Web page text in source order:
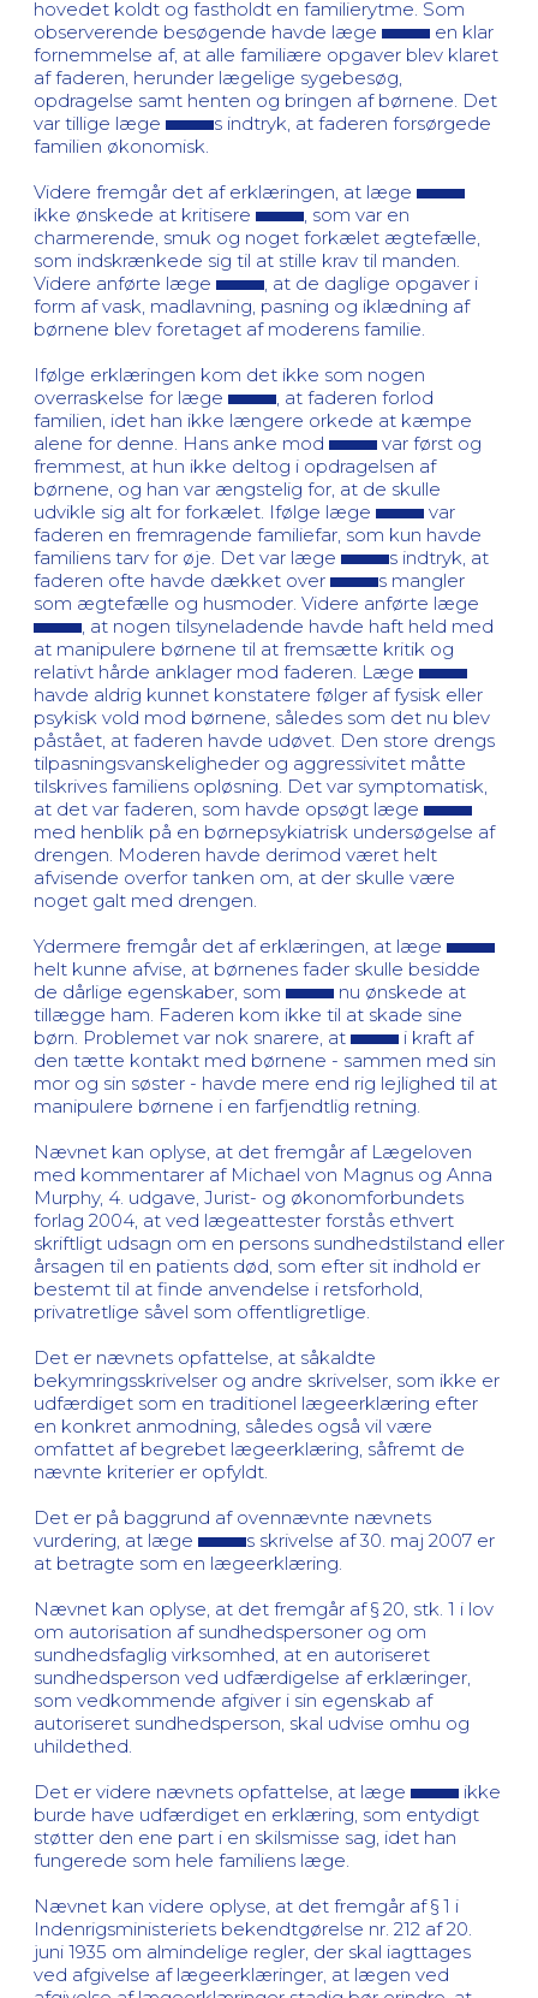
hovedet koldt og fastholdt en familierytme. Som
observerende besøgende havde læge
en klar
fornemmelse af, at alle familiære opgaver blev klaret
af faderen, herunder lægelige sygebesøg,
opdragelse samt henten og bringen af børnene. Det
var tillige læge
s indtryk, at faderen forsørgede
familien økonomisk.
Videre fremgår det af erklæringen, at læge
ikke ønskede at kritisere
, som var en
charmerende, smuk og noget forkælet ægtefælle,
som indskrænkede sig til at stille krav til manden.
Videre anførte læge
, at de daglige opgaver i
form af vask, madlavning, pasning og iklædning af
børnene blev foretaget af moderens familie.
Ifølge erklæringen kom det ikke som nogen
overraskelse for læge
, at faderen forlod
familien, idet han ikke længere orkede at kæmpe
alene for denne. Hans anke mod
var først og
fremmest, at hun ikke deltog i opdragelsen af
børnene, og han var ængstelig for, at de skulle
udvikle sig alt for forkælet. Ifølge læge
var
faderen en fremragende familiefar, som kun havde
familiens tarv for øje. Det var læge
s indtryk, at
faderen ofte havde dækket over
s mangler
som ægtefælle og husmoder. Videre anførte læge
, at nogen tilsyneladende havde haft held med
at manipulere børnene til at fremsætte kritik og
relativt hårde anklager mod faderen. Læge
havde aldrig kunnet konstatere følger af fysisk eller
psykisk vold mod børnene, således som det nu blev
påstået, at faderen havde udøvet. Den store drengs
tilpasningsvanskeligheder og aggressivitet måtte
tilskrives familiens opløsning. Det var symptomatisk,
at det var faderen, som havde opsøgt læge
med henblik på en børnepsykiatrisk undersøgelse af
drengen. Moderen havde derimod været helt
afvisende overfor tanken om, at der skulle være
noget galt med drengen.
Ydermere fremgår det af erklæringen, at læge
helt kunne afvise, at børnenes fader skulle besidde
de dårlige egenskaber, som
nu ønskede at
tillægge ham. Faderen kom ikke til at skade sine
børn. Problemet var nok snarere, at
i kraft af
den tætte kontakt med børnene - sammen med sin
mor og sin søster - havde mere end rig lejlighed til at
manipulere børnene i en farfjendtlig retning.
Nævnet kan oplyse, at det fremgår af Lægeloven
med kommentarer af Michael von Magnus og Anna
Murphy, 4. udgave, Jurist- og økonomforbundets
forlag 2004, at ved lægeattester forstås ethvert
skriftligt udsagn om en persons sundhedstilstand eller
årsagen til en patients død, som efter sit indhold er
bestemt til at finde anvendelse i retsforhold,
privatretlige såvel som offentligretlige.
Det er nævnets opfattelse, at såkaldte
bekymringsskrivelser og andre skrivelser, som ikke er
udfærdiget som en traditionel lægeerklæring efter
en konkret anmodning, således også vil være
omfattet af begrebet lægeerklæring, såfremt de
nævnte kriterier er opfyldt.
Det er på baggrund af ovennævnte nævnets
vurdering, at læge
s skrivelse af 30. maj 2007 er
at betragte som en lægeerklæring.
Nævnet kan oplyse, at det fremgår af § 20, stk. 1 i lov
om autorisation af sundhedspersoner og om
sundhedsfaglig virksomhed, at en autoriseret
sundhedsperson ved udfærdigelse af erklæringer,
som vedkommende afgiver i sin egenskab af
autoriseret sundhedsperson, skal udvise omhu og
uhildethed.
Det er videre nævnets opfattelse, at læge
ikke
burde have udfærdiget en erklæring, som entydigt
støtter den ene part i en skilsmisse sag, idet han
fungerede som hele familiens læge.
Nævnet kan videre oplyse, at det fremgår af § 1 i
Indenrigsministeriets bekendtgørelse nr. 212 af 20.
juni 1935 om almindelige regler, der skal iagttages
ved afgivelse af lægeerklæringer, at lægen ved